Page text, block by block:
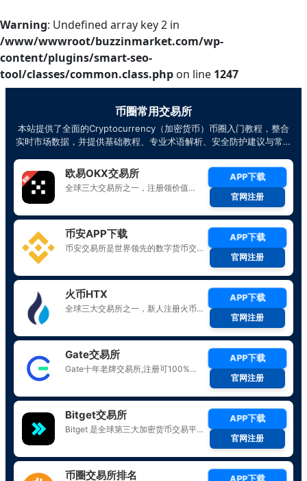
Warning: Undefined array key 2 in
/www/wwwroot/buzzinmarket.com/wp-
content/plugins/smart-seo-
tool/classes/common.class.php on line 1247